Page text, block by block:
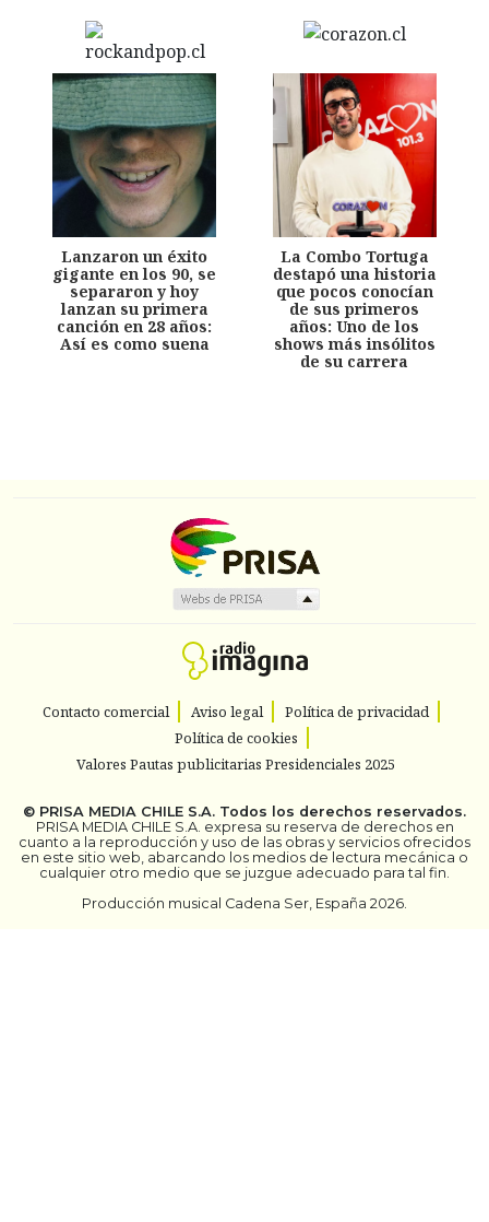
Lanzaron un éxito
gigante en los 90, se
separaron y hoy
lanzan su primera
canción en 28 años:
Así es como suena
La Combo Tortuga
destapó una historia
que pocos conocían
de sus primeros
años: Uno de los
shows más insólitos
de su carrera
Contacto comercial Aviso legal
Política de privacidad
Política de cookies
Valores Pautas publicitarias Presidenciales 2025
© PRISA MEDIA CHILE S.A. Todos los derechos reservados.
PRISA MEDIA CHILE S.A. expresa su reserva de derechos en
cuanto a la reproducción y uso de las obras y servicios ofrecidos
en este sitio web, abarcando los medios de lectura mecánica o
cualquier otro medio que se juzgue adecuado para tal fin.
Producción musical Cadena Ser, España 2026.